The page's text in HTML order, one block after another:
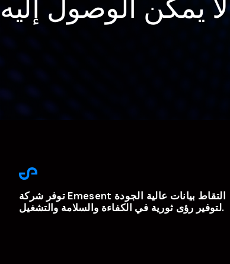
توفر شركة Emesent التقاط بيانات عالية الجودة
لتوفير رؤى ثورية في الكفاءة والسلامة والتشغيل.